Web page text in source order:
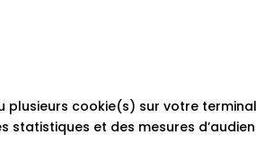
cookie(s) sur votre
et des mesures